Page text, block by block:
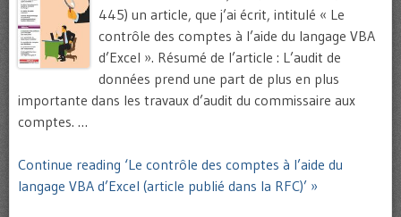
445) un article, que j’ai écrit, intitulé « Le
contrôle des comptes à l’aide du langage VBA
d’Excel ». Résumé de l’article : L’audit de
données prend une part de plus en plus
importante dans les travaux d’audit du commissaire aux
comptes. …
Continue reading ‘Le contrôle des comptes à l’aide du
langage VBA d’Excel (article publié dans la RFC)’ »